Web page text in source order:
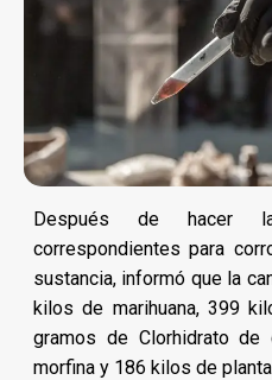
Después de hacer
correspondientes para
sustancia, informó que la
kilos de marihuana, 399
gramos de Clorhidrato de
morfina y 186 kilos de